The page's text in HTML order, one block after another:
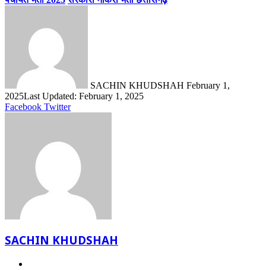
SACHIN KHUDSHAH February 1,
2025Last Updated: February 1, 2025
Facebook TwitterLinkedIn
Share
Print
SACHIN KHUDSHAH